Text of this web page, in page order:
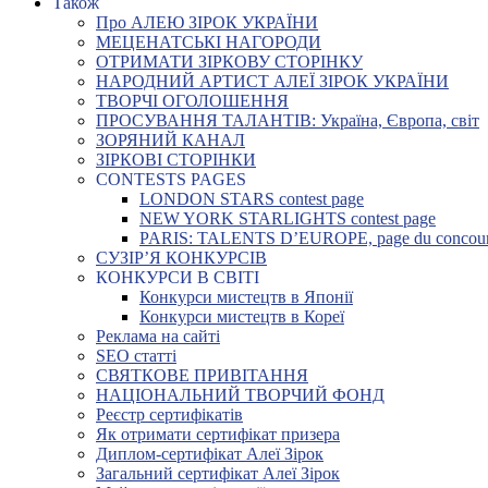
Про АЛЕЮ ЗІРОК УКРАЇНИ
МЕЦЕНАТСЬКІ НАГОРОДИ
ОТРИМАТИ ЗІРКОВУ СТОРІНКУ
НАРОДНИЙ АРТИСТ АЛЕЇ ЗІРОК УКРАЇНИ
ТВОРЧІ ОГОЛОШЕННЯ
ПРОСУВАННЯ ТАЛАНТІВ: Україна, Європа, світ
ЗОРЯНИЙ КАНАЛ
ЗІРКОВІ СТОРІНКИ
CONTESTS PAGES
LONDON STARS contest page
NEW YORK STARLIGHTS contest page
PARIS: TALENTS D’EUROPE, page du
СУЗІР’Я КОНКУРСІВ
КОНКУРСИ В СВІТІ
Конкурси мистецтв в Японії
Конкурси мистецтв в Кореї
Реклама на сайті
SEO статті
СВЯТКОВЕ ПРИВІТАННЯ
НАЦІОНАЛЬНИЙ ТВОРЧИЙ ФОНД
Реєстр сертифікатів
Як отримати сертифікат призера
Диплом-сертифікат Алеї Зірок
Загальний сертифікат Алеї Зірок